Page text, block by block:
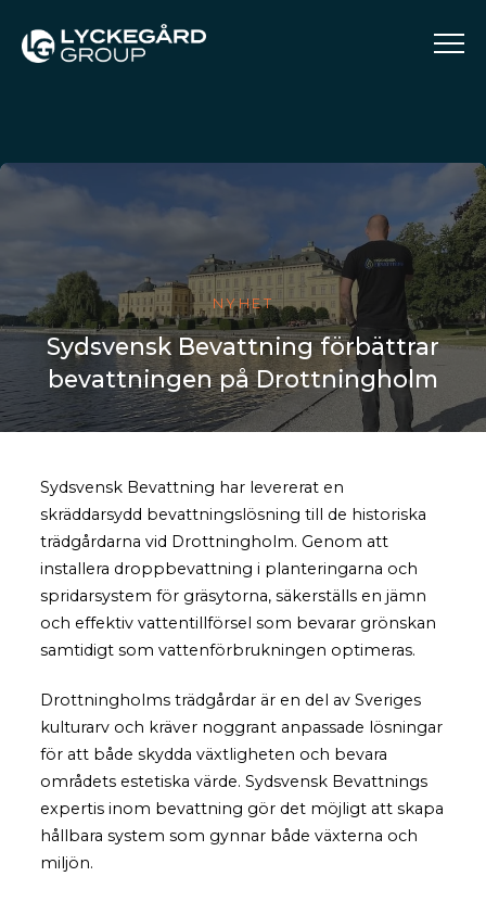
NYHET
Sydsvensk Bevattning förbättrar
bevattningen på Drottningholm
Sydsvensk Bevattning har levererat en
skräddarsydd bevattningslösning till de historiska
trädgårdarna vid Drottningholm. Genom att
installera droppbevattning i planteringarna och
spridarsystem för gräsytorna, säkerställs en jämn
och effektiv vattentillförsel som bevarar grönskan
samtidigt som vattenförbrukningen optimeras.
Drottningholms trädgårdar är en del av Sveriges
kulturarv och kräver noggrant anpassade lösningar
för att både skydda växtligheten och bevara
områdets estetiska värde. Sydsvensk Bevattnings
expertis inom bevattning gör det möjligt att skapa
hållbara system som gynnar både växterna och
miljön.